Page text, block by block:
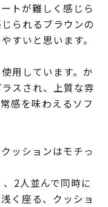
トが難しく感じら
られるブラウンの
すいと思います。
用しています。か
スされ、上質な雰
感を味わえるソフ
ッションはモチっ
2人並んで同時に
く座る、クッショ